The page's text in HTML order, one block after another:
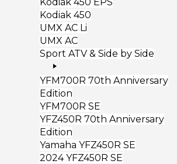
Kodiak 450
UMX AC Li
UMX AC
Sport ATV & Side by Side
YFM700R 70th Anniversary
Edition
YFM700R SE
YFZ450R 70th Anniversary
Edition
Yamaha YFZ450R SE
2024 YFZ450R SE